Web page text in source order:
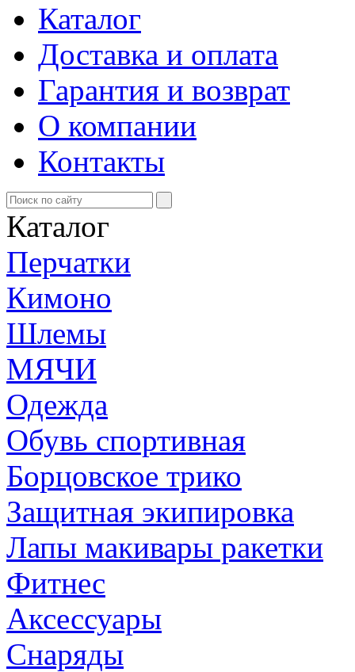
Каталог
Доставка и оплата
Гарантия и возврат
О компании
Контакты
Каталог
Перчатки
Кимоно
Шлемы
МЯЧИ
Одежда
Обувь спортивная
Борцовское трико
Защитная экипировка
Лапы макивары ракетки
Фитнес
Аксессуары
Снаряды